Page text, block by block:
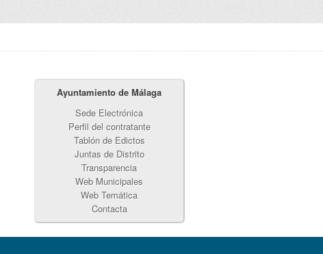
Ayuntamiento de Málaga
Sede Electrónica
Perfil del contratante
Tablón de Edictos
Juntas de Distrito
Transparencia
Web Municipales
Web Temática
Contacta